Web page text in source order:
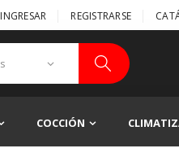
INGRESAR REGISTRARSE
COCCIÓN